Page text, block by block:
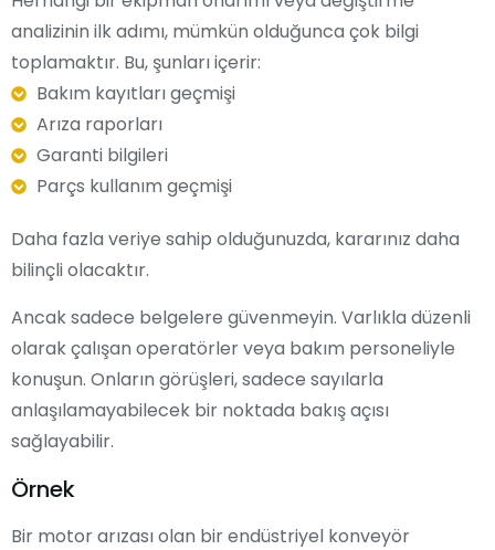
analizinin ilk adımı, mümkün olduğunca çok bilgi
toplamaktır. Bu, şunları içerir:
Bakım kayıtları geçmişi
Arıza raporları
Garanti bilgileri
Parçs kullanım geçmişi
Daha fazla veriye sahip olduğunuzda, kararınız daha
bilinçli olacaktır.
Ancak sadece belgelere güvenmeyin. Varlıkla düzenli
olarak çalışan operatörler veya bakım personeliyle
konuşun. Onların görüşleri, sadece sayılarla
anlaşılamayabilecek bir noktada bakış açısı
sağlayabilir.
Örnek
Bir motor arızası olan bir endüstriyel konveyör